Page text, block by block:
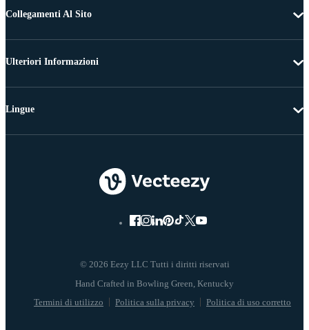
Collegamenti Al Sito
Ulteriori Informazioni
© 2026 Eezy LLC Tutti i diritti riservati
Termini di utilizzo Politica sulla privacy Politica di uso corretto
Lingue